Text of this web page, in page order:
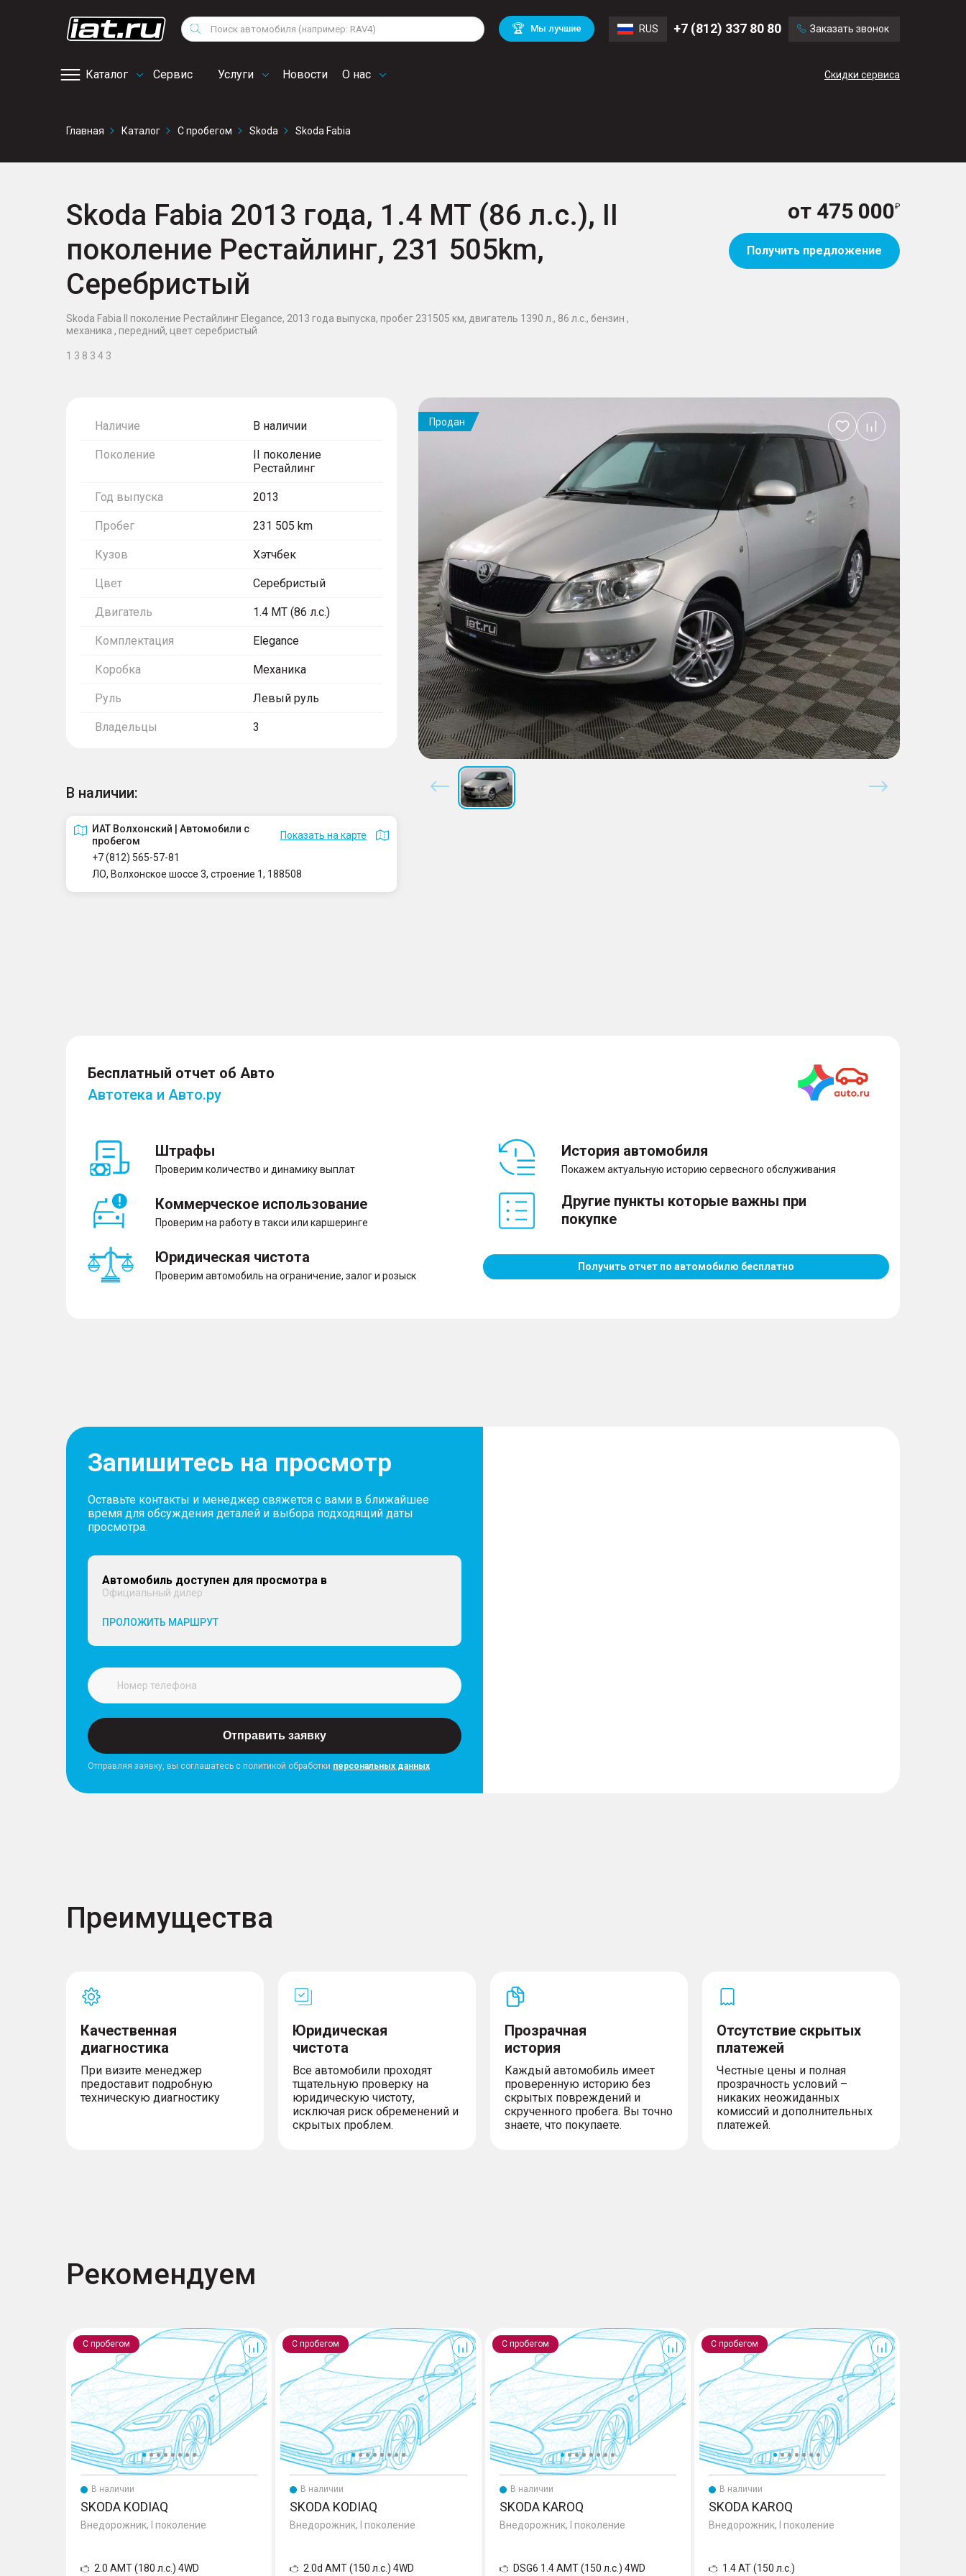
Поиск 🏆 Мы лучшие RUS +7 (812) 337 80 80 Заказать звонок
Каталог Сервис
сервис
Услуги Новости О нас Скидки сервиса
Снегоходы
Квадроциклы
Volkswagen
Mitsubishi BMW
Audi
Chevrolet Mercedes Benz
Главная Каталог С пробегом Skoda Skoda Fabia
Skoda Fabia 2013 года, 1.4 MT (86 л.с.), II
поколение Рестайлинг, 231 505km,
Серебристый
Skoda Fabia II поколение Рестайлинг Elegance, 2013 года выпуска, пробег 231505 км, двигатель 1390 л., 86 л.с., бензин ,
механика , передний, цвет серебристый
1 3 8 3 4 3
от 475 000
Получить предложение
Наличие В наличии
Поколение
II поколение
Рестайлинг
Год выпуска 2013
Пробег 231 505 km
Кузов Хэтчбек
Цвет Серебристый
Двигатель 1.4 MT (86 л.с.)
Комплектация Elegance
Коробка Механика
Руль Левый руль
Владельцы 3
В наличии:
ИАТ Волхонский | Автомобили с
пробегом
Показать на карте
+7 (812) 565-57-81
ЛО, Волхонское шоссе 3, строение 1, 188508
Продан
Добавить
в
избранное
Бесплатный отчет об Авто
Автотека и Авто.ру
Штрафы
Проверим количество и динамику выплат
Коммерческое использование
Проверим на работу в такси или каршеринге
Юридическая чистота
Проверим автомобиль на ограничение, залог и розыск
История автомобиля
Покажем актуальную историю сервесного обслуживания
Другие пункты которые важны при
покупке
Получить отчет по автомобилю бесплатно
Запишитесь на просмотр
Оставьте контакты и менеджер свяжется с вами в ближайшее
время для обсуждения деталей и выбора подходящий даты
просмотра.
Автомобиль доступен для просмотра в
Официальный дилер
ПРОЛОЖИТЬ МАРШРУТ
Отправить заявку
Отправляя заявку, вы соглашатесь с политикой обработки персональных данных
Преимущества
Качественная
диагностика
При визите менеджер
предоставит подробную
техническую диагностику
Юридическая
чистота
Все автомобили проходят
тщательную проверку на
юридическую чистоту,
исключая риск обременений и
скрытых проблем.
Прозрачная
история
Каждый автомобиль имеет
проверенную историю без
скрытых повреждений и
скрученного пробега. Вы точно
знаете, что покупаете.
Отсутствие скрытых
платежей
Честные цены и полная
прозрачность условий –
никаких неожиданных
комиссий и дополнительных
платежей.
Рекомендуем
С пробегом
Kodiaq
В наличии
SKODA KODIAQ
Внедорожник, I поколение
2.0 AMT (180 л.с.) 4WD
С пробегом
Kodiaq
В наличии
SKODA KODIAQ
Внедорожник, I поколение
2.0d AMT (150 л.с.) 4WD
С пробегом
Karoq
В наличии
SKODA KAROQ
Внедорожник, I поколение
DSG6 1.4 AMT (150 л.с.) 4WD
С пробегом
Karoq
В наличии
SKODA KAROQ
Внедорожник, I поколение
1.4 AT (150 л.с.)